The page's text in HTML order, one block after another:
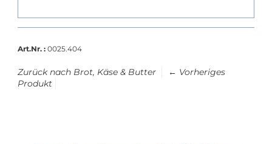
Art.Nr. : 0025.404
Zurück nach Brot, Käse & Butter
← Vorheriges
Produkt